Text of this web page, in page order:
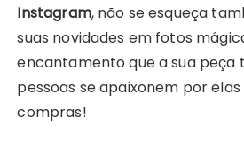
Instagram, não se esqueça
suas novidades em fotos
encantamento que a sua peça
pessoas se apaixonem por
compras!